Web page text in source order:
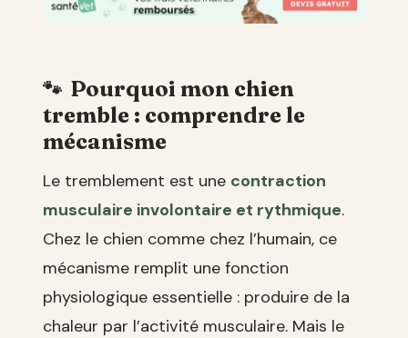
Pourquoi mon chien
tremble : comprendre le
mécanisme
Le tremblement est une contraction
musculaire involontaire et rythmique.
Chez le chien comme chez l’humain, ce
mécanisme remplit une fonction
physiologique essentielle : produire de la
chaleur par l’activité musculaire. Mais le